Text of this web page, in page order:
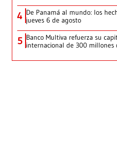
4 De Panamá al mundo: los
jueves 6 de agosto
5 Banco Multiva refuerza su
internacional de 300 millones